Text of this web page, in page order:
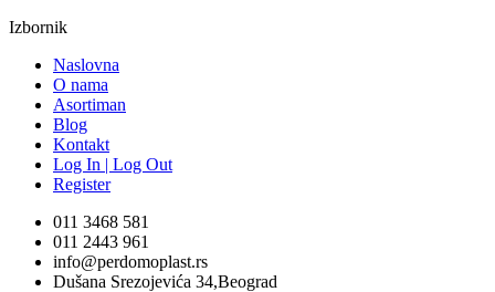
Izbornik
Naslovna
O nama
Asortiman
Blog
Kontakt
Log In | Log Out
Register
011 3468 581
011 2443 961
info@perdomoplast.rs
Dušana Srezojevića 34,Beograd